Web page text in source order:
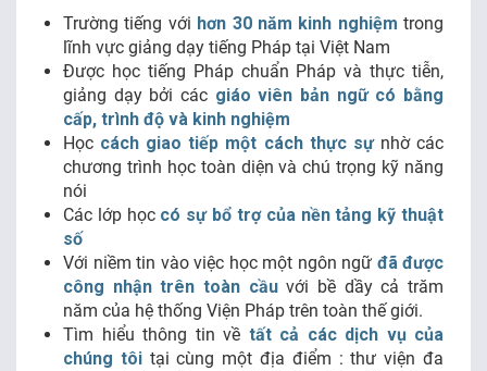
Trường tiếng với hơn 30 năm kinh nghiệm trong
lĩnh vực giảng dạy tiếng Pháp tại Việt Nam
Được học tiếng Pháp chuẩn Pháp và thực tiễn,
giảng dạy bởi các giáo viên bản ngữ có bằng
cấp, trình độ và kinh nghiệm
Học cách giao tiếp một cách thực sự nhờ các
chương trình học toàn diện và chú trọng kỹ năng
nói
Các lớp học có sự bổ trợ của nền tảng kỹ thuật
số
Với niềm tin vào việc học một ngôn ngữ đã được
công nhận trên toàn cầu với bề dầy cả trăm
năm của hệ thống Viện Pháp trên toàn thế giới.
Tìm hiểu thông tin về tất cả các dịch vụ của
chúng tôi tại cùng một địa điểm : thư viện đa